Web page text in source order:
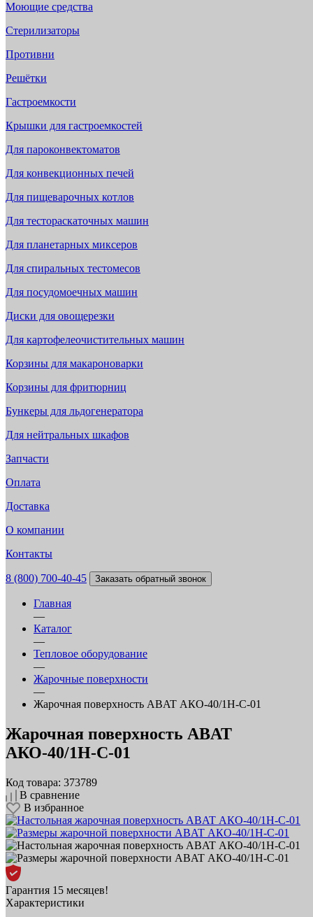
Моющие средства
Стерилизаторы
Противни
Решётки
Гастроемкости
Крышки для гастроемкостей
Для пароконвектоматов
Для конвекционных печей
Для пищеварочных котлов
Для тестораскаточных машин
Для планетарных миксеров
Для спиральных тестомесов
Для посудомоечных машин
Диски для овощерезки
Для картофелеочистительных машин
Корзины для макароноварки
Корзины для фритюрниц
Бункеры для льдогенератора
Для нейтральных шкафов
Запчасти
Оплата
Доставка
О компании
Контакты
8 (800) 700-40-45 Заказать обратный звонок
Главная
—
Каталог
—
Тепловое оборудование
—
Жарочные поверхности
—
Жарочная поверхность ABAT АКО‑40/1Н‑С‑01
Жарочная поверхность ABAT
АКО‑40/1Н‑С‑01
Код товара: 373789
В сравнение
В избранное
Гарантия 15 месяцев!
Характеристики